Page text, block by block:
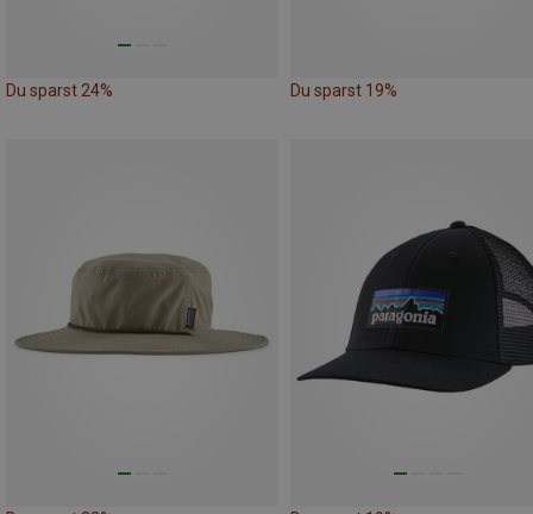
Du sparst 24% Du sparst 19%